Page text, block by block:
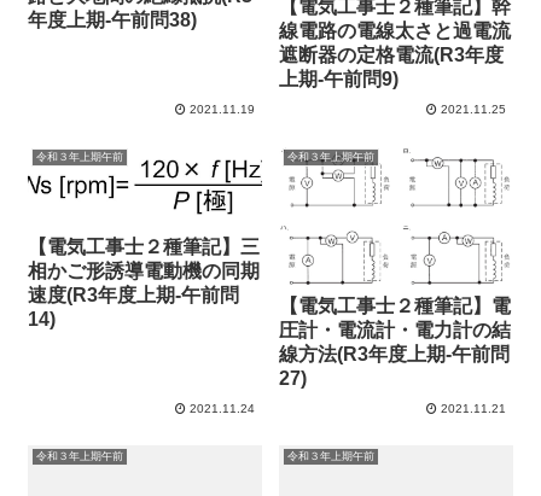
年度上期-午前問38)
2021.11.19
【電気工事士２種筆記】幹
線電路の電線太さと過電流
遮断器の定格電流(R3年度
上期-午前問9)
2021.11.25
令和３年上期午前
【電気工事士２種筆記】三
相かご形誘導電動機の同期
速度(R3年度上期-午前問
14)
2021.11.24
令和３年上期午前
【電気工事士２種筆記】電
圧計・電流計・電力計の結
線方法(R3年度上期-午前問
27)
2021.11.21
令和３年上期午前 令和３年上期午前